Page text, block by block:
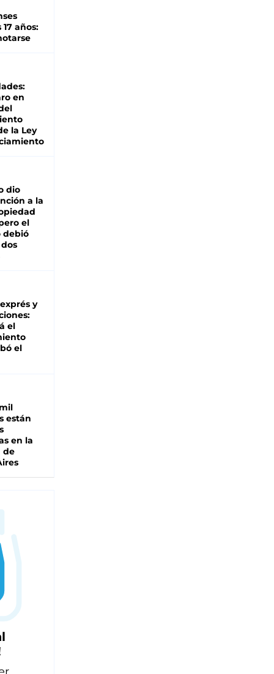
años:
en
la Ley
dio
a la
el
debió
y
el
el
están
en la
de